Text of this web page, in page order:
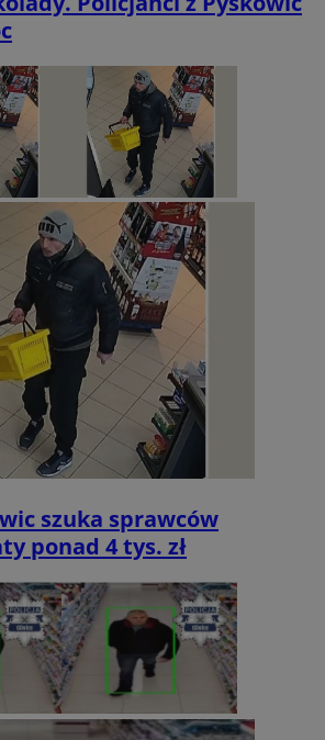
szuka sprawców
ponad 4 tys. zł